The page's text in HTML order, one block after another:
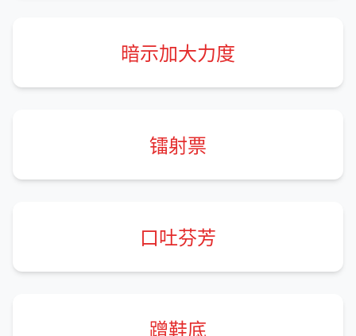
暗示加大力度
镭射票
口吐芬芳
蹭鞋底